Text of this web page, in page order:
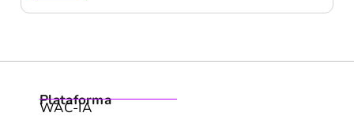
Plataforma
WAC-IA